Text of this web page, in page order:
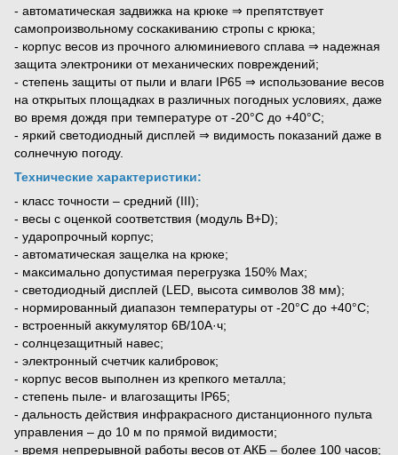
- автоматическая задвижка на крюке ⇒ препятствует
самопроизвольному соскакиванию стропы с крюка;
- корпус весов из прочного алюминиевого сплава ⇒ надежная
защита электроники от механических повреждений;
- степень защиты от пыли и влаги IP65 ⇒ использование весов
на открытых площадках в различных погодных условиях, даже
во время дождя при температуре от -20°С до +40°С;
- яркий светодиодный дисплей ⇒ видимость показаний даже в
солнечную погоду.
Технические характеристики:
- класс точности – средний (III);
- весы с оценкой соответствия (модуль B+D);
- ударопрочный корпус;
- автоматическая защелка на крюке;
- максимально допустимая перегрузка 150% Мах;
- светодиодный дисплей (LED, высота символов 38 мм);
- нормированный диапазон температуры от -20°С до +40°С;
- встроенный аккумулятор 6В/10А·ч;
- солнцезащитный навес;
- электронный счетчик калибровок;
- корпус весов выполнен из крепкого металла;
- степень пыле- и влагозащиты IP65;
- дальность действия инфракрасного дистанционного пульта
управления – до 10 м по прямой видимости;
- время непрерывной работы весов от АКБ – более 100 часов;